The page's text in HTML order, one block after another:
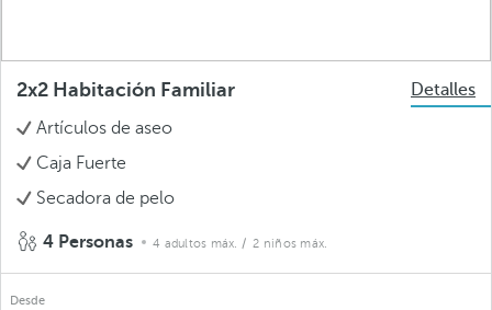
2x2 Habitación Familiar
Detalles
Artículos de aseo
Caja Fuerte
Secadora de pelo
4 Personas 4 adultos máx. / 2 niños máx.
Desde